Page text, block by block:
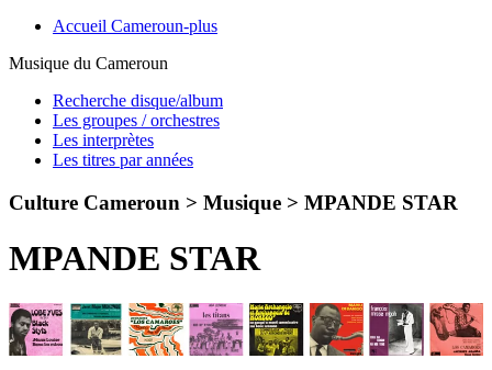
Accueil Cameroun-plus
Musique du Cameroun
Recherche disque/album
Les groupes / orchestres
Les interprètes
Les titres par années
Culture Cameroun > Musique > MPANDE STAR
MPANDE STAR